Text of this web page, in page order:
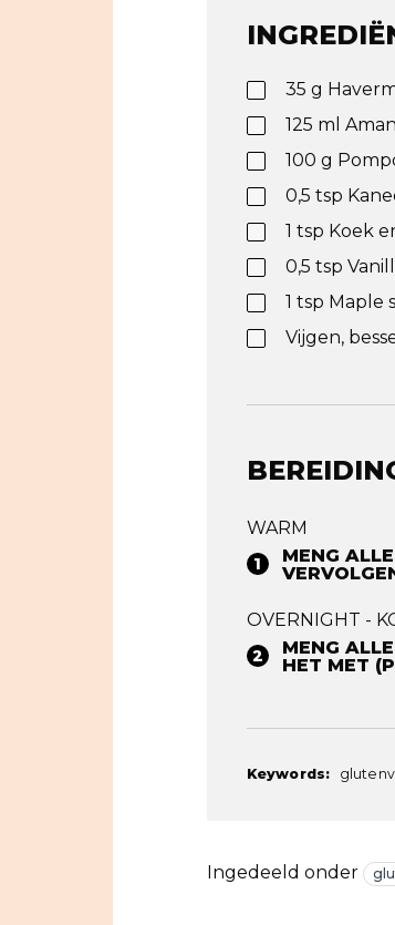
35 g
125 ml
100 g
0,5 tsp
1 tsp Koek
0,5 tsp
1 tsp Maple
Vijgen,
WARM
MENG
OVERNIGHT -
MENG
HET MET
Keywords:
Ingedeeld onder